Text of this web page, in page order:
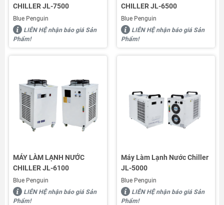
CHILLER JL-7500
Blue Penguin
LIÊN HỆ nhận báo giá Sản
Phẩm!
CHILLER JL-6500
Blue Penguin
LIÊN HỆ nhận báo giá Sản
Phẩm!
MÁY LÀM LẠNH NƯỚC
CHILLER JL-6100
Blue Penguin
LIÊN HỆ nhận báo giá Sản
Phẩm!
Máy Làm Lạnh Nước Chiller
JL-5000
Blue Penguin
LIÊN HỆ nhận báo giá Sản
Phẩm!